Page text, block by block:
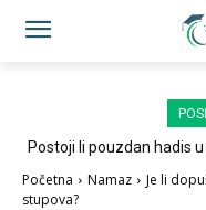
Postoji li pouzdan hadis
Početna Namaz
Je li
stupova?